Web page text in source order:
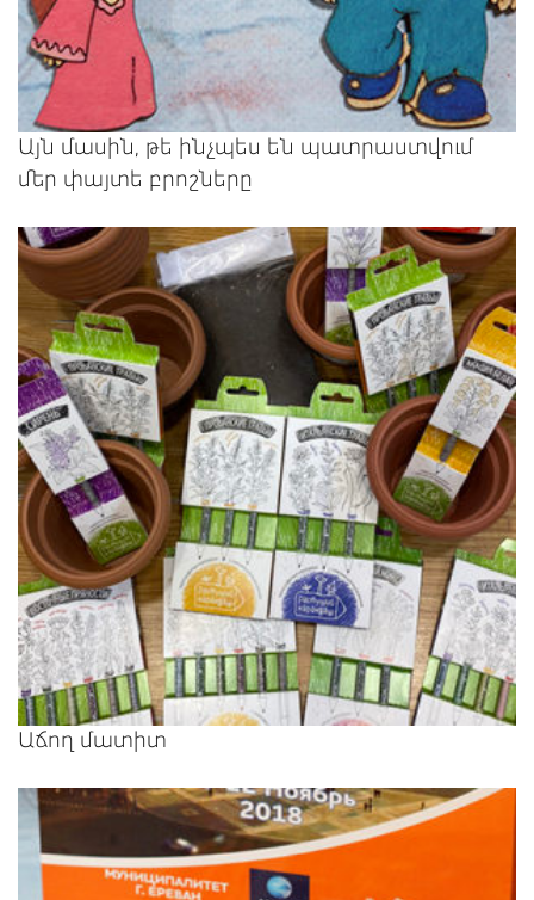
Այն մասին, թե ինչպես են պատրաստվում
մեր փայտե բրոշները
Աճող մատիտ